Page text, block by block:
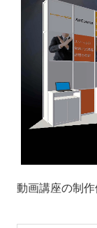
動画講座の制